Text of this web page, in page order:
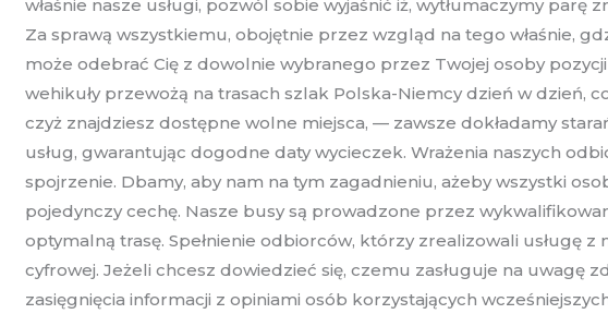
właśnie nasze usługi, pozwól sobie wyjaśnić iż, wytłumaczymy
Za sprawą wszystkiemu, obojętnie przez wzgląd na tego właśnie,
może odebrać Cię z dowolnie wybranego przez Twojej osoby
wehikuły przewożą na trasach szlak Polska-Niemcy dzień w dzień,
czyż znajdziesz dostępne wolne miejsca, — zawsze dokładamy
usług, gwarantując dogodne daty wycieczek. Wrażenia naszych
spojrzenie. Dbamy, aby nam na tym zagadnieniu, ażeby wszystki
pojedynczy cechę. Nasze busy są prowadzone przez
optymalną trasę. Spełnienie odbiorców, którzy zrealizowali usługę
cyfrowej. Jeżeli chcesz dowiedzieć się, czemu zasługuje na uwagę
zasięgnięcia informacji z opiniami osób korzystających